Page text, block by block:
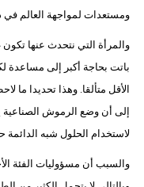
ومستعدات لمواجهة العالم
والمرأة التي نتحدث عنها
باتت بحاجة أكبر إلى مساعدة
الأقل متألقا. وهذا تحديدا
إلى أن وضع الرموش الصناعية
لاستخدام الحلول شبه الدائمة
والسبب أن مسؤوليات الفئة